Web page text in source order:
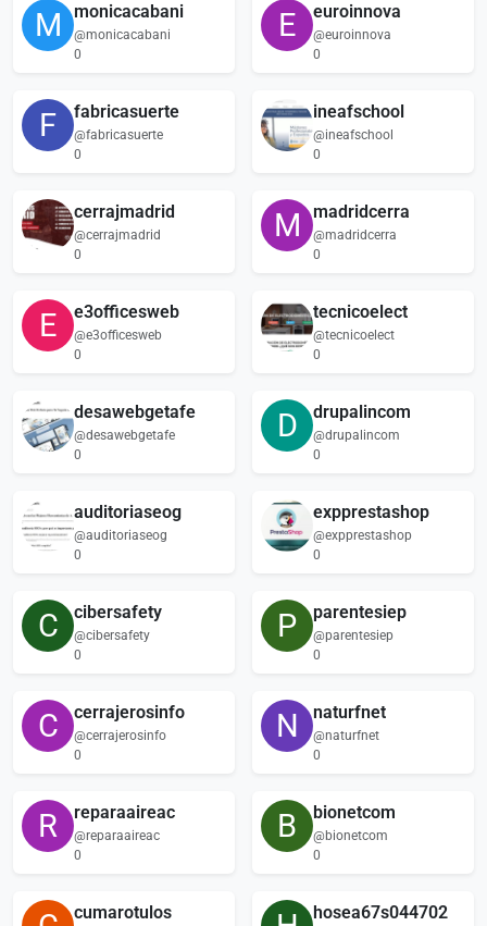
M monicacabani
@monicacabani
0
E euroinnova
@euroinnova
0
F fabricasuerte
@fabricasuerte
0
ineafschool
@ineafschool
0
cerrajmadrid
@cerrajmadrid
0
M madridcerra
@madridcerra
0
E e3officesweb
@e3officesweb
0
tecnicoelect
@tecnicoelect
0
desawebgetafe
@desawebgetafe
0
D drupalincom
@drupalincom
0
auditoriaseog
@auditoriaseog
0
expprestashop
@expprestashop
0
C cibersafety
@cibersafety
0
P parentesiep
@parentesiep
0
C cerrajerosinfo
@cerrajerosinfo
0
N naturfnet
@naturfnet
0
R reparaaireac
@reparaaireac
0
B bionetcom
@bionetcom
0
cumarotulos hosea67s044702